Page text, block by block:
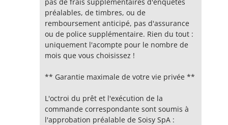
préalables, de timbres, ou de
remboursement anticipé, pas d'assurance
ou de police supplémentaire. Rien du tout :
uniquement l'acompte pour le nombre de
mois que vous choisissez !
** Garantie maximale de votre vie privée **
L'octroi du prêt et l'exécution de la
commande correspondante sont soumis à
l'approbation préalable de Soisy SpA :